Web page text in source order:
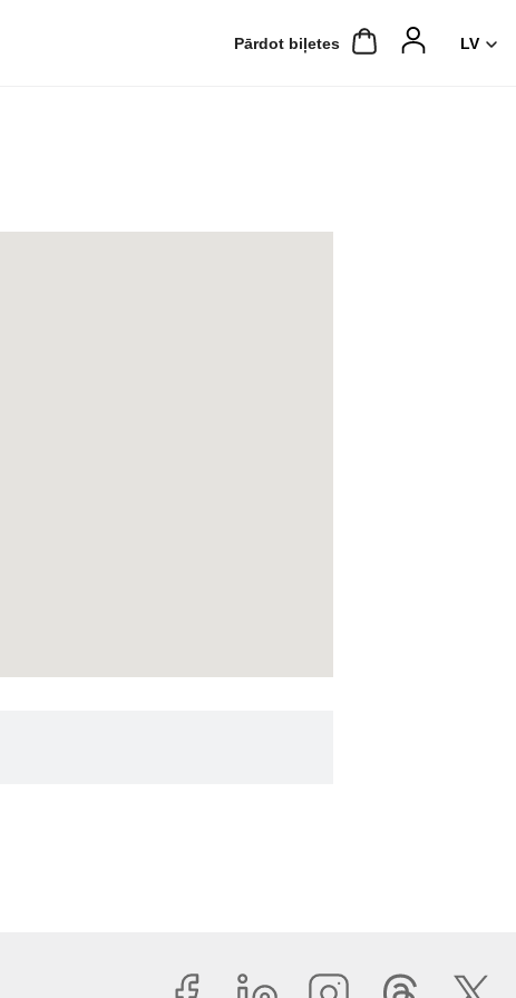
Pārdot biļetes